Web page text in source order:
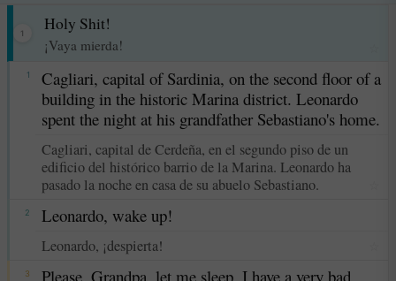
1 Holy Shit!
¡Vaya mierda!
1
Cagliari, capital of Sardinia, on the second floor of a
building in the historic Marina district. Leonardo
spent the night at his grandfather Sebastiano's home.
Cagliari, capital de Cerdeña, en el segundo piso de un
edificio del histórico barrio de la Marina. Leonardo ha
pasado la noche en casa de su abuelo Sebastiano.
2 Leonardo, wake up!
Leonardo, ¡despierta!
3
Please, Grandpa, let me sleep. I have a very bad